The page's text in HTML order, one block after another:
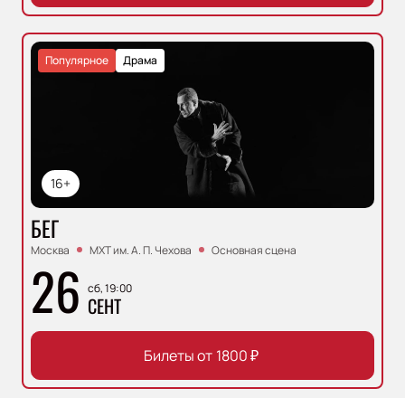
16+
Драма
Популярное
БЕГ
Москва МХТ им. А. П. Чехова Основная сцена
26 сб, 19:00
СЕНТ
Билеты от 1800₽